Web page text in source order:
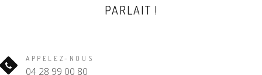
PARLAIT !
APPELEZ-NOUS
04 28 99 00 80